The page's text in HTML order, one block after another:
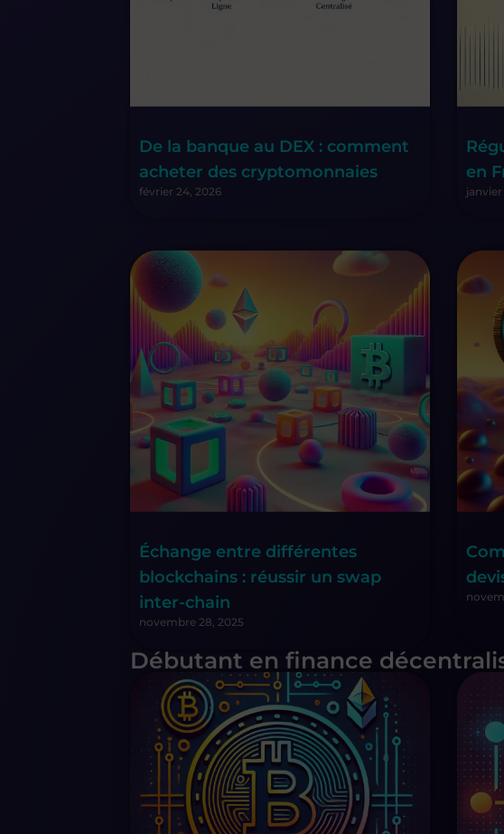
De la banque au DEX : comment
acheter des cryptomonnaies
février 24, 2026
en
janvier
Échange entre différentes
blockchains : réussir un swap
inter-chain
novembre 28, 2025
Débutant en finance